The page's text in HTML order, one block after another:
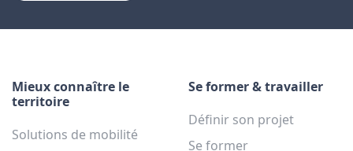
Mieux connaître le
territoire
Solutions de mobilité
Se former & travailler
Définir son projet
Se former